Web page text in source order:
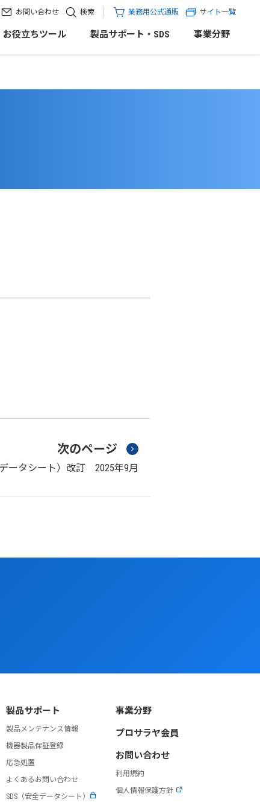
お問い合わせ 検索 業務用公式通販 サイト一覧
お役立ちツール 製品サポート・SDS 事業分野
次のページ
ータシート）改訂 2025年9月
製品サポート
製品メンテナンス情報
機器製品保証登録
応急処置
よくあるお問い合わせ
SDS（安全データシート）
事業分野
プロサラヤ会員
お問い合わせ
利用規約
個人情報保護方針